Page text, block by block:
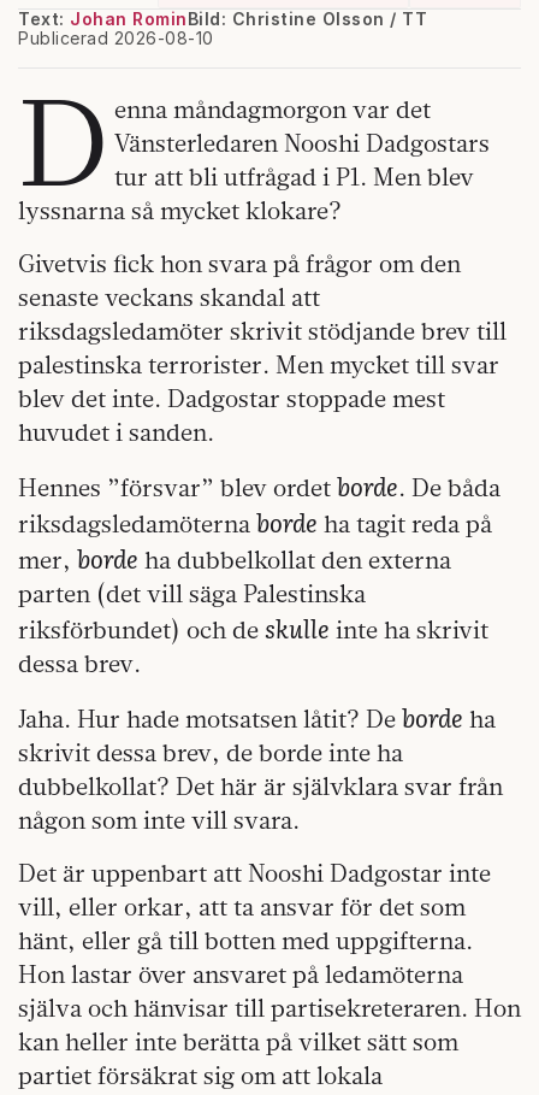
Text: Johan Romin
Publicerad 2026-08-10
Bild: Christine Olsson / TT
D enna måndagmorgon var det
Vänsterledaren Nooshi Dadgostars
tur att bli utfrågad i P1. Men blev
lyssnarna så mycket klokare?
Givetvis fick hon svara på frågor om den
senaste veckans skandal att
riksdagsledamöter skrivit stödjande brev till
palestinska terrorister. Men mycket till svar
blev det inte. Dadgostar stoppade mest
huvudet i sanden.
Hennes ”försvar” blev ordet borde. De båda
riksdagsledamöterna borde ha tagit reda på
mer, borde ha dubbelkollat den externa
parten (det vill säga Palestinska
riksförbundet) och de skulle inte ha skrivit
dessa brev.
Jaha. Hur hade motsatsen låtit? De borde ha
skrivit dessa brev, de borde inte ha
dubbelkollat? Det här är självklara svar från
någon som inte vill svara.
Det är uppenbart att Nooshi Dadgostar inte
vill, eller orkar, att ta ansvar för det som
hänt, eller gå till botten med uppgifterna.
Hon lastar över ansvaret på ledamöterna
själva och hänvisar till partisekreteraren. Hon
kan heller inte berätta på vilket sätt som
partiet försäkrat sig om att lokala